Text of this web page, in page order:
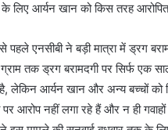
लिए आर्यन खान को किस तरह
एनसीबी ने बड़ी मात्रा में ड्रग
तक ड्रग बरामदगी पर सिर्फ एक
लेकिन आर्यन खान और अन्य बच्चों
आरोप नहीं लगा रहे हैं और न ही